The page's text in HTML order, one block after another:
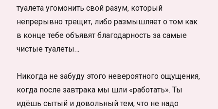
туалета угомонить свой разум, который
непрерывно трещит, либо размышляет о том как
в конце тебе объявят благодарность за самые
чистые туалеты…
Никогда не забуду этого невероятного ощущения,
когда после завтрака мы шли «работать». Ты
идёшь сытый и довольный тем, что не надо